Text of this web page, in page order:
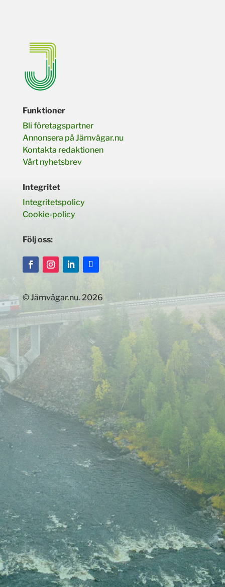
Funktioner
Bli företagspartner
Annonsera på Järnvägar.nu
Kontakta redaktionen
Vårt nyhetsbrev
Integritet
Integritetspolicy
Cookie-policy
Följ oss:
© Järnvägar.nu. 2026